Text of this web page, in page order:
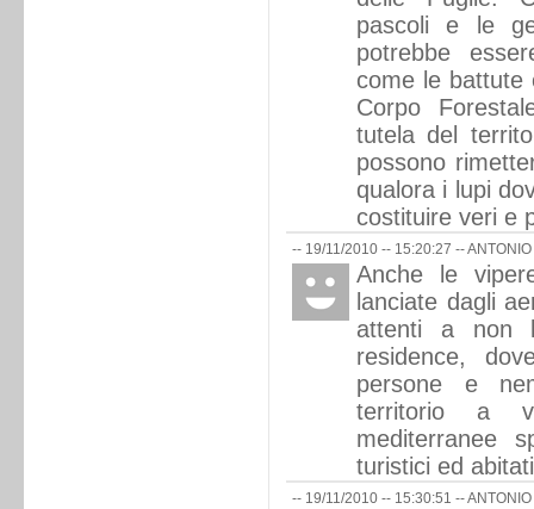
pascoli e le
potrebbe
come le battute
Corpo
tutela del
possono
qualora i lupi
costituire veri e
-- 19/11/2010 -- 15:20:27 --ANTONIO
Anche le
lanciate dagli
attenti a non
residence,
persone e
territorio a
mediterranee
turistici ed
-- 19/11/2010 -- 15:30:51 --ANTONIO